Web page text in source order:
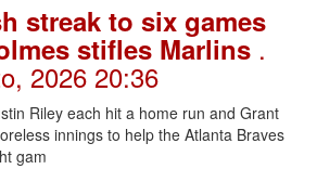
streak to six games
stifles Marlins .
2026 20:36
Riley each hit a home run and Grant
innings to help the Atlanta Braves
gam